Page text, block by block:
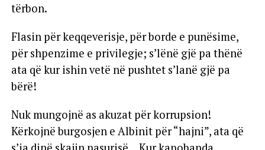
tërbon.
Flasin për keqqeverisje, për borde e punësime,
për shpenzime e privilegje; s’lënë gjë pa thënë
ata që kur ishin vetë në pushtet s’lanë gjë pa
bërë!
Nuk mungojnë as akuzat për korrupsion!
Kërkojnë burgosjen e Albinit për “hajni”, ata që